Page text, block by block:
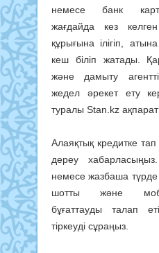
немесе банк
жағдайда кез
құрығына ілігіп,
кеш біліп жатады.
және дамыту
жедел әрекет ету
туралы Stan.kz ақпарат
Алаяқтық кредитке
дереу
немесе жазбаша
шотты және
бұғаттауды талап
тіркеуді сұраңыз.